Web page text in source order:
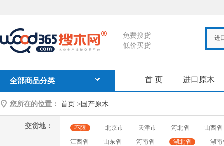
免费搜货
低价买货
进
全部商品分类 首 页 进口原木
您所在的位置： 首页 >国产原木
交货地： 不限 北京市 天津市 河北省
山西省
江西省
山东省 河南省 湖北省
湖南